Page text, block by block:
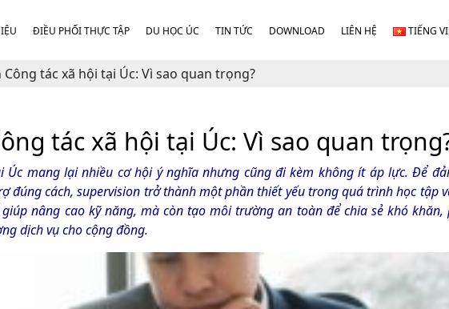
ĐIỀU PHỐI THỰC TẬP DU HỌC ÚC TIN TỨC DOWNLOAD LIÊN HỆ TIẾNG
tác xã hội tại Úc: Vì sao quan trọng?
tác xã hội tại Úc: Vì sao quan
Úc mang lại nhiều cơ hội ý nghĩa nhưng cũng đi kèm không ít áp lực. Để
đúng cách, supervision trở thành một phần thiết yếu trong quá trình học tập
nâng cao kỹ năng, mà còn tạo môi trường an toàn để chia sẻ khó khăn,
dịch vụ cho cộng đồng.